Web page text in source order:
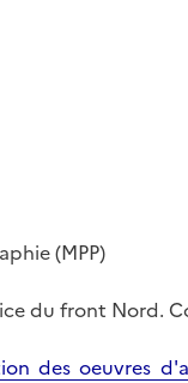
(MPP)
du front Nord.
des oeuvres